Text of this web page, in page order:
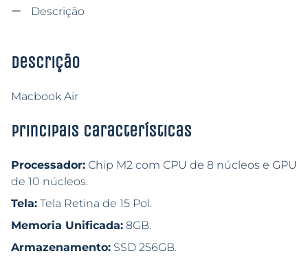
Descrição
Descrição
Macbook Air
Principais características
Processador: Chip M2 com CPU de 8 núcleos e GPU
de 10 núcleos.
Tela: Tela Retina de 15 Pol.
Memoria Unificada: 8GB.
Armazenamento: SSD 256GB.